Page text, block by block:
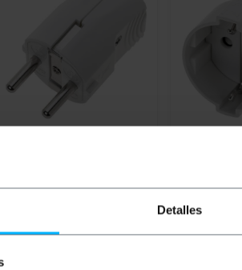
Detalles
€1,57 €1,01 €2,44